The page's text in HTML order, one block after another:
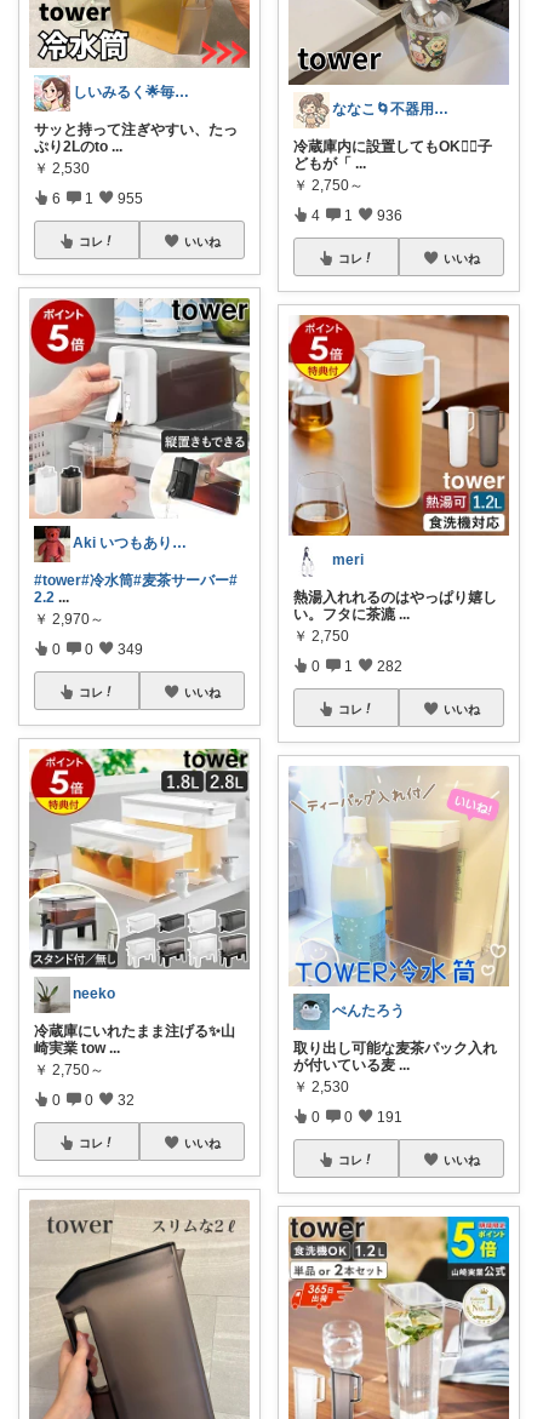
しいみるく🌟毎日全力投稿🌟
サッと持って注ぎやすい、たっ
ぷり2Lのto ...
￥ 2,530
6 1 955
コレ いいね
Aki いつもありがとうございます！
#tower#冷水筒#麦茶サーバー#
2.2 ...
￥ 2,970～
0 0 349
コレ いいね
neeko
冷蔵庫にいれたまま注げる✨山
崎実業 tow ...
￥ 2,750～
0 0 32
コレ いいね
ななこ🌀不器用ママ￤家事＆育児グッズ
冷蔵庫内に設置してもOK🙆‍♀️子
どもが「 ...
￥ 2,750～
4 1 936
コレ いいね
meri
熱湯入れれるのはやっぱり嬉し
い。フタに茶漉 ...
￥ 2,750
0 1 282
コレ いいね
ぺんたろう
取り出し可能な麦茶パック入れ
が付いている麦 ...
￥ 2,530
0 0 191
コレ いいね